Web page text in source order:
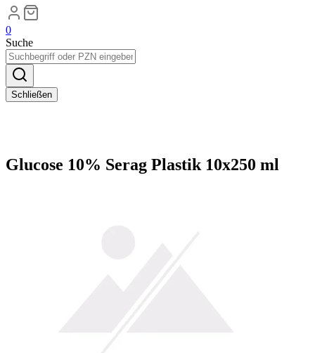
0
Suche
Schließen
Glucose 10% Serag Plastik 10x250 ml